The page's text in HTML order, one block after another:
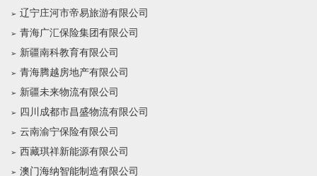
辽宁庄河市帝易旅游有限公司
青海广汇保险集团有限公司
新疆南科教育有限公司
青海腾越房地产有限公司
新疆未来物流有限公司
四川成都市昌盛物流有限公司
云南渝宁保险有限公司
西藏琪祥新能源有限公司
澳门海纳智能制造有限公司